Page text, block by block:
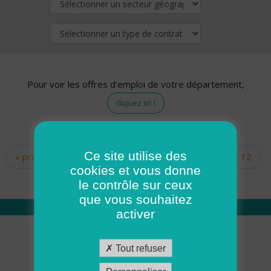
Pour voir les offres d'emploi de votre département,
cliquez ici !
Pages
« premier ‹ précédent … 10
12
14 15 16 17
Qui sommes nous
Académie ADMR
Ce site utilise des
cookies et vous donne
le contrôle sur ceux
que vous souhaitez
activer
Tout refuser